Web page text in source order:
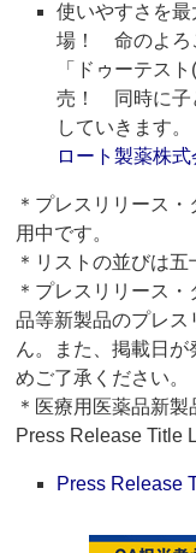
使いやすさを
場！ 命のよろ
「ドゥーテス
売！ 同時に子
していきます。
ロート製薬株式
＊プレスリリース
用中です。
＊リストの並びは五
＊プレスリリース
品等新製品のプレ
ん。また、掲載日
めご了承ください。
＊医療用医薬品新
Press Release Title
Press Release